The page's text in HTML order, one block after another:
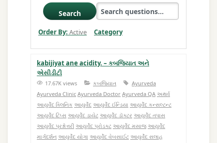
Search
Order By: Active Category
kabijiyat ane acidity. – કબજિયાત અને
એસીડીટી
17.67K views કબજિયાત
Ayurveda
Ayurveda Clinic Ayurveda Doctor Ayurveda QA અથર્વ
આયુર્વેદ ક્લિનિક આયુર્વેદ આયુર્વેદ ઈન્ડિયા આયુર્વેદ કન્સલ્ટન્ટ
આયુર્વેદ ટિપ્સ આયુર્વેદ ડાયેટ આયુર્વેદ ડૉક્ટર આયુર્વેદ તપાસ
આયુર્વેદ પ્રશ્નોત્તરી આયુર્વેદ પ્રોડક્ટ આયુર્વેદ મસાજ આયુર્વેદ
માર્ગદર્શન આયુર્વેદ યોગા આયુર્વેદ વેબસાઈટ આયુર્વેદ સલાહ